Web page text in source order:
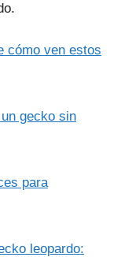
cómo ven estos
gecko sin
para
leopardo: